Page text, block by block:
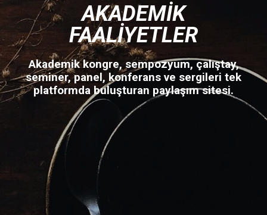
AKADEMIK
FAALIYETLER
Akademik kongre, sempozyum, çalıştay,
seminer, panel, konferans ve sergileri tek
platformda buluşturan paylaşım sitesi.